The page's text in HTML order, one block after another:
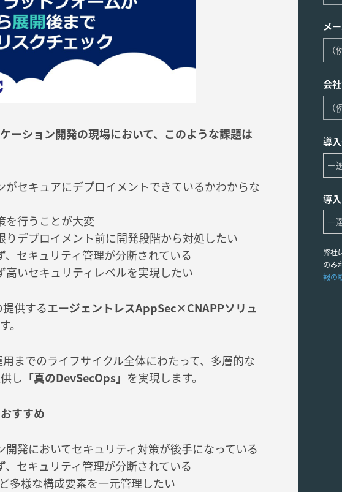
ーション開発の現場において、このような課題は
がセキュアにデプロイメントできているかわからな
を行うことが大変
りデプロイメント前に開発段階から対処したい
セキュリティ管理が分断されている
いセキュリティレベルを実現したい
供するエージェントレスAppSec×CNAPPソリュ
。
までのライフサイクル全体にわたって、多層的な
し 「真のDevSecOps」 を実現します。
すすめ
発においてセキュリティ対策が後手になっている
セキュリティ管理が分断されている
多様な構成要素を一元管理したい
メ
会
導
導
弊社
のみ
報の